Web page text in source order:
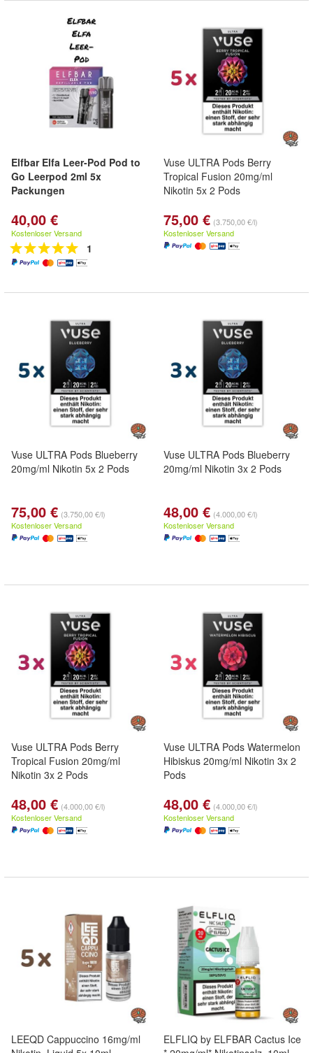
Elfbar Elfa Leer-Pod Pod to
Go Leerpod 2ml 5x
Packungen
40,00 €
Kostenloser Versand
1
Vuse ULTRA Pods Berry
Tropical Fusion 20mg/ml
Nikotin 5x 2 Pods
75,00 € (3.750,00 €/l)
Kostenloser Versand
Vuse ULTRA Pods Blueberry
20mg/ml Nikotin 5x 2 Pods
75,00 € (3.750,00 €/l)
Kostenloser Versand
Vuse ULTRA Pods Blueberry
20mg/ml Nikotin 3x 2 Pods
48,00 € (4.000,00 €/l)
Kostenloser Versand
Vuse ULTRA Pods Berry
Tropical Fusion 20mg/ml
Nikotin 3x 2 Pods
48,00 € (4.000,00 €/l)
Kostenloser Versand
Vuse ULTRA Pods Watermelon
Hibiskus 20mg/ml Nikotin 3x 2
Pods
48,00 € (4.000,00 €/l)
Kostenloser Versand
LEEQD Cappuccino 16mg/ml
ELFLIQ by ELFBAR Cactus Ice